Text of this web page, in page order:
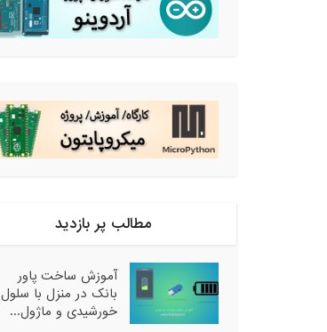
مطالب پر بازدید
آموزش ساخت پاور
بانک در منزل با سلول
خورشیدی و ماژول...